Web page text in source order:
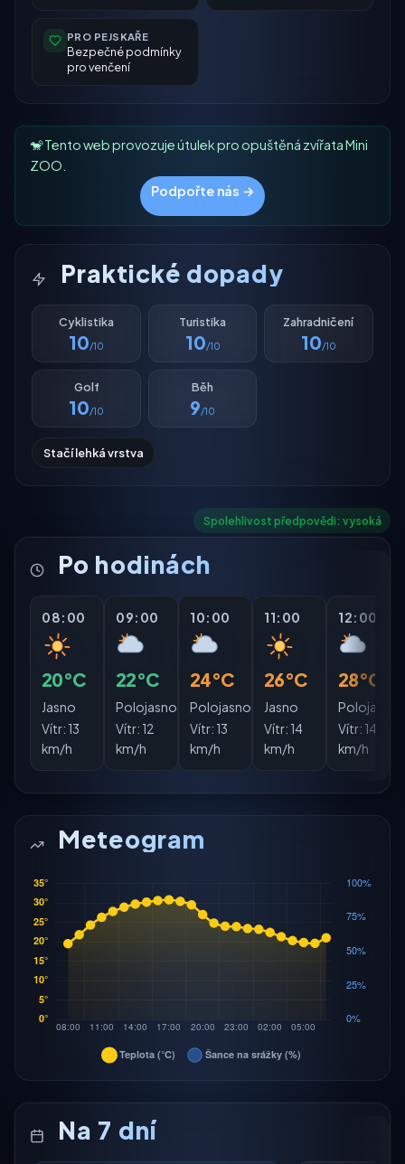
PRO PEJSKAŘE
Bezpečné podmínky
pro venčení
🐒 Tento web provozuje útulek pro opuštěná zvířata Mini
ZOO.
Podpořte nás →
Praktické dopady
Cyklistika
10/10
Turistika
10/10
Zahradničení
10/10
Golf
10/10
Běh
9/10
Stačí lehká vrstva
Spolehlivost předpovědi: vysoká
Po hodinách
08:00
20°C
Jasno
Vítr: 13
km/h
09:00
22°C
Polojasno
Vítr: 12
km/h
10:00
24°C
Polojasno
Vítr: 13
km/h
11:00
26°C
Jasno
Vítr: 14
km/h
12:00
28°C
Polojasno
Vítr: 14
km/h
Meteogram
Na 7 dní